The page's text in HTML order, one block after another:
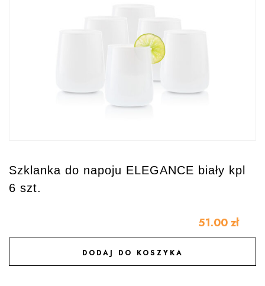
Szklanka do napoju ELEGANCE biały kpl
6 szt.
51.00 zł
DODAJ DO KOSZYKA
DODAJ DO ULUBIONYCH